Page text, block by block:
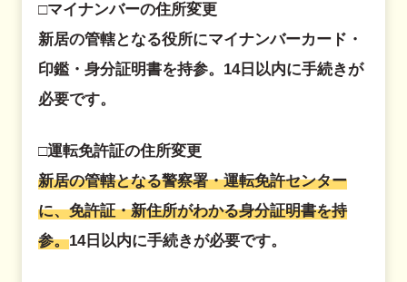
□マイナンバーの住所変更
新居の管轄となる役所にマイナンバーカード・
印鑑・身分証明書を持参。14日以内に手続きが
必要です。
□運転免許証の住所変更
新居の管轄となる警察署・運転免許センター
に、免許証・新住所がわかる身分証明書を持
参。14日以内に手続きが必要です。